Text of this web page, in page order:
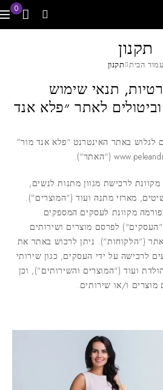
0
תקנון
עמוד הבית תקנון
תנאי שימוש
וביטולים לאתר ״פלא אנד
לגלוש באתר האינטרנט “פלא אנד מור”
האתר“).
לרכישת מגוון מתנות לנשים,
מארזי מתנה ועוד (“המוצרים”).
מקוונת לעסקים המספקים
העסקים“) לפרסם מוצרים ושירותים
(“הלקוחות“). ניתן לרכוש באתר את
לרכישה על ידי העסקים, כגון שירותי
ועוד (“המוצרים והשירותים“), וכן
ו/או שירותים.